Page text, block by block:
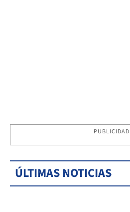
PUBLICIDAD
ÚLTIMAS NOTICIAS